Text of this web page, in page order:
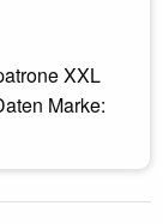
XXL
Marke: